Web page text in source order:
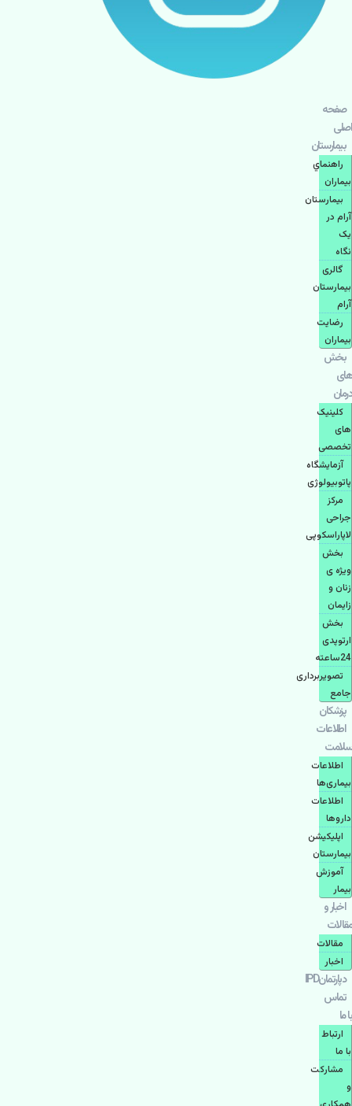
صفحه
اصلی
بيمارستان
راهنماي
بیماران
بیمارستان
آرام در
یک
نگاه
گالری
بیمارستان
آرام
رضایت
بیماران
بخش
های
درمان
کلینیک
های
تخصصی
آزمایشگاه
پاتوبیولوژی
مرکز
جراحی
لاپاراسکوپی
بخش
ویژه ی
زنان و
زایمان
بخش
ارتوپدی
24ساعته
تصویربرداری
جامع
پزشكان
اطلاعات
سلامت
اطلاعات
بیماری‌ها
اطلاعات
دارو‌ها
اپليكيشن
بيمارستان
آموزش
بیمار
اخبار و
مقالات
مقالات
اخبار
دپارتمانIPD
تماس
با ما
ارتباط
با ما
مشاركت
و